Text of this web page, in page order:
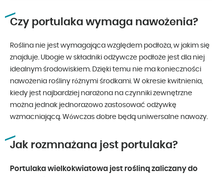
Czy portulaka wymaga nawożenia?
Roślina nie jest wymagająca względem podłoża, w jakim się
znajduje. Ubogie w składniki odżywcze podłoże jest dla niej
idealnym środowiskiem. Dzięki temu nie ma konieczności
nawożenia rośliny różnymi środkami. W okresie kwitnienia,
kiedy jest najbardziej narażona na czynniki zewnętrzne
można jednak jednorazowo zastosować odżywkę
wzmacniającą. Wówczas dobre będą uniwersalne nawozy.
Jak rozmnażana jest portulaka?
Portulaka wielkokwiatowa jest rośliną zaliczany do